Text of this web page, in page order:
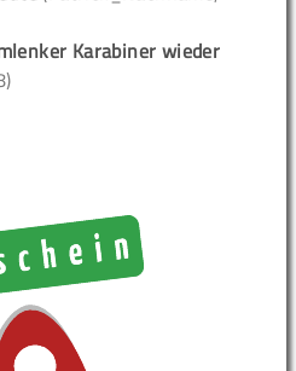
Karabiner wieder